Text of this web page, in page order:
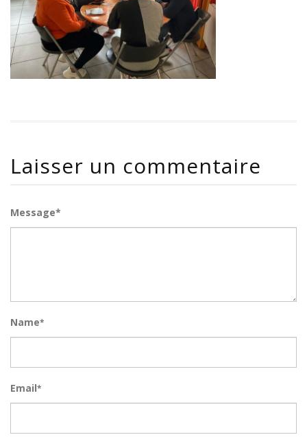
Laisser un commentaire
Message*
Name*
Email*